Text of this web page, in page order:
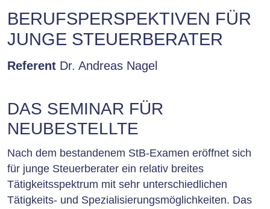
BERUFSPERSPEKTIVEN FÜR
JUNGE STEUERBERATER
Referent Dr. Andreas Nagel
DAS SEMINAR FÜR
NEUBESTELLTE
Nach dem bestandenem StB-Examen eröffnet sich
für junge Steuerberater ein relativ breites
Tätigkeitsspektrum mit sehr unterschiedlichen
Tätigkeits- und Spezialisierungsmöglichkeiten. Das